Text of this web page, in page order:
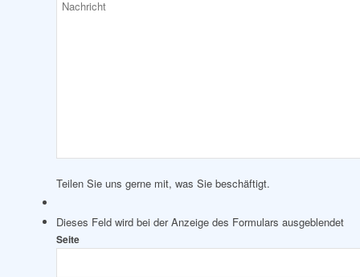
Teilen Sie uns gerne mit, was Sie beschäftigt.
Dieses Feld wird bei der Anzeige des Formulars ausgeblendet
Seite